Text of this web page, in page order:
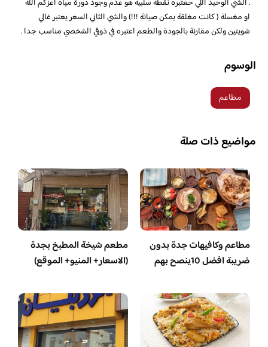
. الشي الوحيد اللي حعتبره نقطة سلبية هو عدم وجود دورة مياه اعزكم الله
او مغسلة ( كانت مغلقة يمكن صيانة !!!) والشي الثاني السعر يعتبر غالي
شويتين ولكن مقارنة بالجودة والطعم اعتبره في ذوقي الشخصي مناسب جدا .
الوسوم
مطاعم
مواضيع ذات صلة
مطاعم وكافيهات جدة بدون
ضريبة افضل 10ينصح بهم
مطعم شيخة المطبخ بجدة
(الاسعار+ المنيو+ الموقع)